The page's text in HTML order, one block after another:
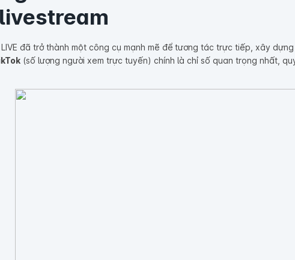
đã trở thành một công cụ mạnh mẽ để tương tác trực tiếp, xây
(số lượng người xem trực tuyến) chính là chỉ số quan trọng nhất,